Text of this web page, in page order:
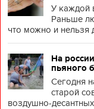
У каждой
Раньше
что можно и нельзя
На
пьяного
Сегодня
старой
воздушно-